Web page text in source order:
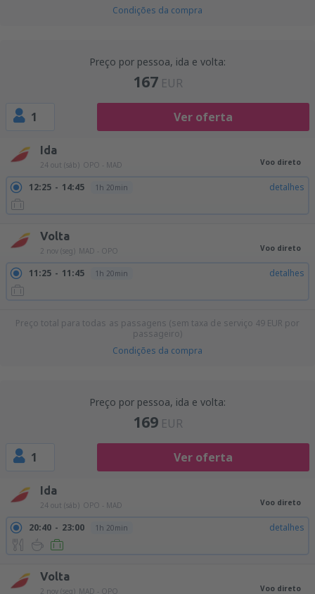
Condições da compra
Preço por pessoa, ida e volta:
167 EUR
1 Ver oferta
Ida
24 out (sáb) OPO - MAD Voo direto
12:25 14:45 1h 20min detalhes
Volta
2 nov (seg) MAD - OPO Voo direto
11:25 11:45 1h 20min detalhes
Preço total para todas as passagens (sem taxa de serviço 49 EUR por
passageiro)
Condições da compra
Preço por pessoa, ida e volta:
169 EUR
1 Ver oferta
Ida
24 out (sáb) OPO - MAD Voo direto
20:40 23:00 1h 20min detalhes
Volta
2 nov (seg) MAD - OPO Voo direto